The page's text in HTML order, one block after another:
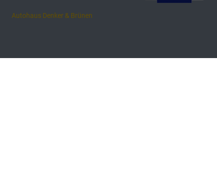
Autohaus Denker & Brünen